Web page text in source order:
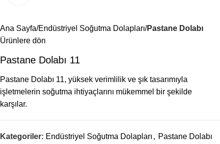
Ana Sayfa Endüstriyel Soğutma Dolapları Pastane Dolabı
Ürünlere dön
Pastane Dolabı 11
Pastane Dolabı 11, yüksek verimlilik ve şık tasarımıyla
işletmelerin soğutma ihtiyaçlarını mükemmel bir şekilde
karşılar.
Kategoriler: Endüstriyel Soğutma Dolapları , Pastane Dolabı